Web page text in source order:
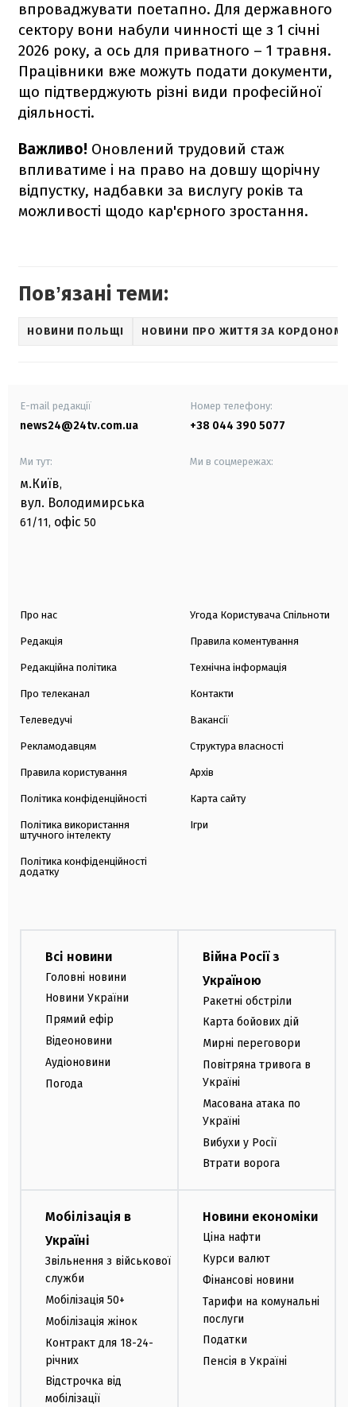
впроваджувати поетапно. Для державного
сектору вони набули чинності ще з 1 січні
2026 року, а ось для приватного – 1 травня.
Працівники вже можуть подати документи,
що підтверджують різні види професійної
діяльності.
Важливо! Оновлений трудовий стаж
впливатиме і на право на довшу щорічну
відпустку, надбавки за вислугу років та
можливості щодо кар'єрного зростання.
Повʼязані теми:
НОВИНИ ПОЛЬЩІ НОВИНИ ПРО ЖИТТЯ ЗА КОРДОНОМ
E-mail редакції
news24@24tv.com.ua
Номер телефону:
+38 044 390 5077
Ми тут:
м.Київ,
вул. Володимирська
61/11, офіс 50
Ми в соцмережах:
Про нас
Редакція
Редакційна політика
Про телеканал
Телеведучі
Рекламодавцям
Правила користування
Політика конфіденційності
Політика використання
штучного інтелекту
Політика конфіденційності
додатку
Угода Користувача Спільноти
Правила коментування
Технічна інформація
Контакти
Вакансії
Структура власності
Архів
Карта сайту
Ігри
Всі новини
Головні новини
Новини України
Прямий ефір
Відеоновини
Аудіоновини
Погода
Війна Росії з
Україною
Ракетні обстріли
Карта бойових дій
Мирні переговори
Повітряна тривога в
Україні
Масована атака по
Україні
Вибухи у Росії
Втрати ворога
Мобілізація в
Україні
Звільнення з військової
служби
Мобілізація 50+
Мобілізація жінок
Контракт для 18-24-
річних
Відстрочка від
мобілізації
Новини економіки
Ціна нафти
Курси валют
Фінансові новини
Тарифи на комунальні
послуги
Податки
Пенсія в Україні